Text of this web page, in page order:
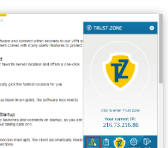
216.73.216.86